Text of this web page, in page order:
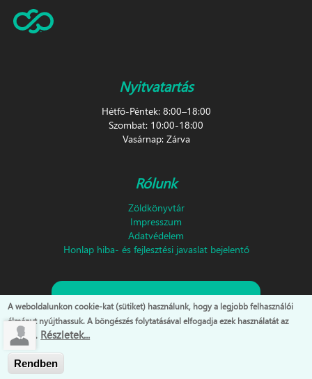
Nyitvatartás
Hétfő-Péntek: 8:00–18:00
Szombat: 10:00-18:00
Vasárnap: Zárva
Rólunk
Zöldkönyvtár
Impresszum
Adatvédelem
Honlap hiba- és fejlesztési javaslat bejelentő
Feliratkozás hírlevélre!
A weboldalunkon cookie-kat (sütiket) használunk, hogy a legjobb felhasználói
élményt nyújthassuk. A böngészés folytatásával elfogadja ezek használatát az
oldalon. Részletek...
Rendben